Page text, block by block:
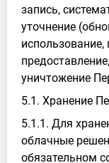
запись,
уточнение
использование,
уничтожение
5.1. Хранение
5.1.1. Для
облачные
обязательном